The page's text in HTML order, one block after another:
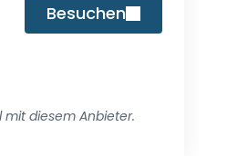
Besuchen
mit diesem Anbieter.